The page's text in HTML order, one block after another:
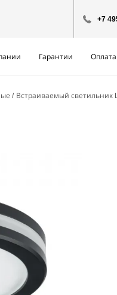
+7
Гарантии Оплата
Встраиваемый светильник